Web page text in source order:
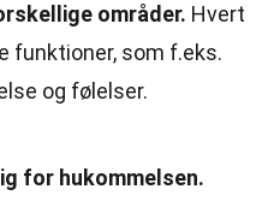
områder. Hvert
funktioner, som f.eks.
og følelser.
for hukommelsen.